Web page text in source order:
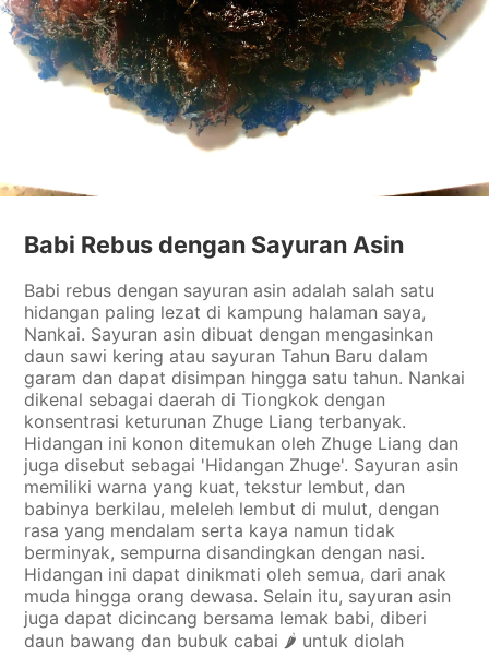
Babi Rebus dengan Sayuran Asin
Babi rebus dengan sayuran asin adalah salah satu
hidangan paling lezat di kampung halaman saya,
Nankai. Sayuran asin dibuat dengan mengasinkan
daun sawi kering atau sayuran Tahun Baru dalam
garam dan dapat disimpan hingga satu tahun. Nankai
dikenal sebagai daerah di Tiongkok dengan
konsentrasi keturunan Zhuge Liang terbanyak.
Hidangan ini konon ditemukan oleh Zhuge Liang dan
juga disebut sebagai 'Hidangan Zhuge'. Sayuran asin
memiliki warna yang kuat, tekstur lembut, dan
babinya berkilau, meleleh lembut di mulut, dengan
rasa yang mendalam serta kaya namun tidak
berminyak, sempurna disandingkan dengan nasi.
Hidangan ini dapat dinikmati oleh semua, dari anak
muda hingga orang dewasa. Selain itu, sayuran asin
juga dapat dicincang bersama lemak babi, diberi
daun bawang dan bubuk cabai 🌶️ untuk diolah